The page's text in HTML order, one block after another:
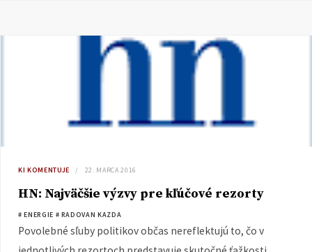
o
k
KI KOMENTUJE 22. MARCA 2016
HN: Najväčšie výzvy pre kľúčové rezorty
# ENERGIE # RADOVAN KAZDA
Povolebné sľuby politikov občas nereflektujú to, čo v